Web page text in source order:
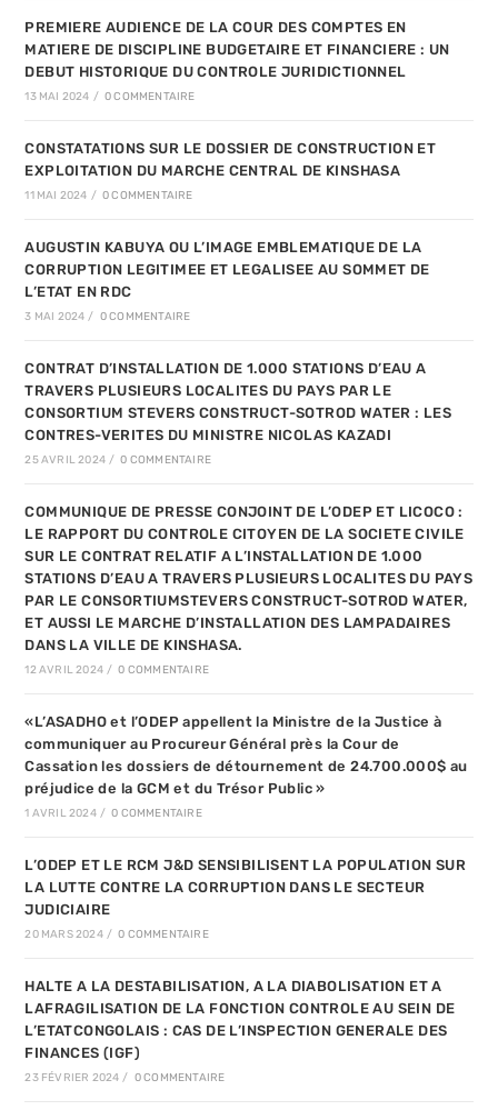
PREMIERE AUDIENCE DE LA COUR DES COMPTES EN
MATIERE DE DISCIPLINE BUDGETAIRE ET FINANCIERE : UN
DEBUT HISTORIQUE DU CONTROLE JURIDICTIONNEL
13 MAI 2024 / 0 COMMENTAIRE
CONSTATATIONS SUR LE DOSSIER DE CONSTRUCTION ET
EXPLOITATION DU MARCHE CENTRAL DE KINSHASA
11 MAI 2024 / 0 COMMENTAIRE
AUGUSTIN KABUYA OU L’IMAGE EMBLEMATIQUE DE LA
CORRUPTION LEGITIMEE ET LEGALISEE AU SOMMET DE
L’ETAT EN RDC
3 MAI 2024 / 0 COMMENTAIRE
CONTRAT D’INSTALLATION DE 1.000 STATIONS D’EAU A
TRAVERS PLUSIEURS LOCALITES DU PAYS PAR LE
CONSORTIUM STEVERS CONSTRUCT-SOTROD WATER : LES
CONTRES-VERITES DU MINISTRE NICOLAS KAZADI
25 AVRIL 2024 / 0 COMMENTAIRE
COMMUNIQUE DE PRESSE CONJOINT DE L’ODEP ET LICOCO :
LE RAPPORT DU CONTROLE CITOYEN DE LA SOCIETE CIVILE
SUR LE CONTRAT RELATIF A L’INSTALLATION DE 1.000
STATIONS D’EAU A TRAVERS PLUSIEURS LOCALITES DU PAYS
PAR LE CONSORTIUMSTEVERS CONSTRUCT-SOTROD WATER,
ET AUSSI LE MARCHE D’INSTALLATION DES LAMPADAIRES
DANS LA VILLE DE KINSHASA.
12 AVRIL 2024 / 0 COMMENTAIRE
«L’ASADHO et l’ODEP appellent la Ministre de la Justice à
communiquer au Procureur Général près la Cour de
Cassation les dossiers de détournement de 24.700.000$ au
préjudice de la GCM et du Trésor Public »
1 AVRIL 2024 / 0 COMMENTAIRE
L’ODEP ET LE RCM J&D SENSIBILISENT LA POPULATION SUR
LA LUTTE CONTRE LA CORRUPTION DANS LE SECTEUR
JUDICIAIRE
20 MARS 2024 / 0 COMMENTAIRE
HALTE A LA DESTABILISATION, A LA DIABOLISATION ET A
LAFRAGILISATION DE LA FONCTION CONTROLE AU SEIN DE
L’ETATCONGOLAIS : CAS DE L’INSPECTION GENERALE DES
FINANCES (IGF)
23 FÉVRIER 2024 / 0 COMMENTAIRE